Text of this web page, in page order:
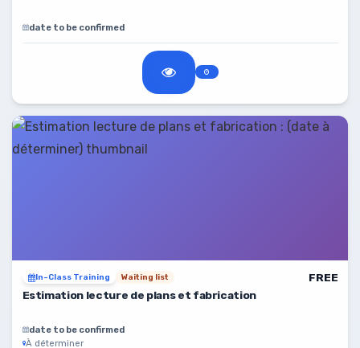
date to be confirmed
In-Class Training Waiting list
FREE
Estimation lecture de plans et fabrication
date to be confirmed
À déterminer